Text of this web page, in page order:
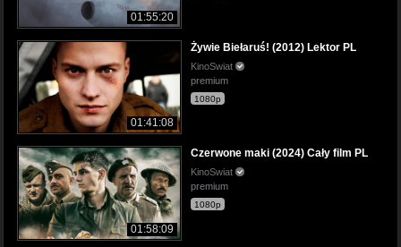
01:55:20
01:41:08
Żywie Biełaruś! (2012) Lektor PL
KinoSwiat
premium
1080p
01:58:09
Czerwone maki (2024) Cały film PL
KinoSwiat
premium
1080p